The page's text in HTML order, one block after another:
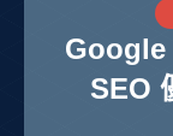
Google
SEO